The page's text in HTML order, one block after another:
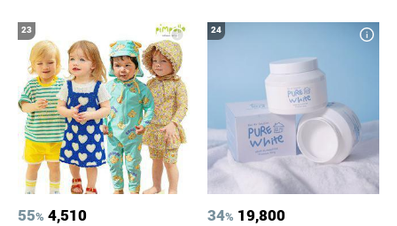
23
55% 4,510
24
34% 19,800